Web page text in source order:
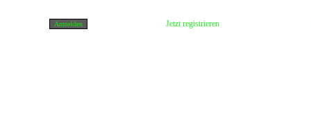
Jetzt registrieren